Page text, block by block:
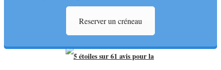
Reserver un créneau